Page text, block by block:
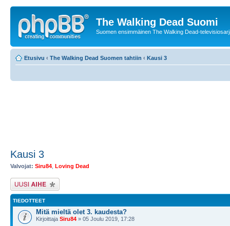
The Walking Dead Suomi
Suomen ensimmäinen The Walking Dead-
Etusivu ‹ The Walking Dead Suomen tahtiin ‹ Kausi 3
Kausi 3
Valvojat: Siru84 Loving Dead
Lähetä uusi viesti
TIEDOTTEET
Mitä mieltä olet 3. kaudesta?
Kirjoittaja Siru84 » 05 Joulu 2019, 17:28